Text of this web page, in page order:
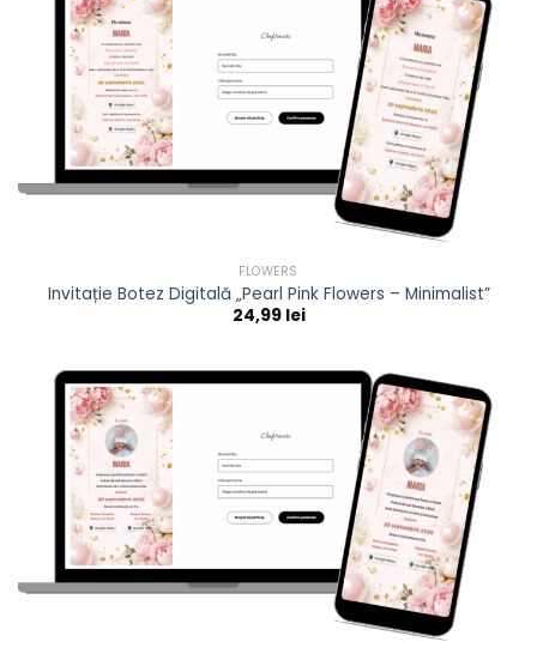
FLOWERS
Invitație Botez Digitală „Pearl Pink Flowers – Minimalist”
24,99 lei